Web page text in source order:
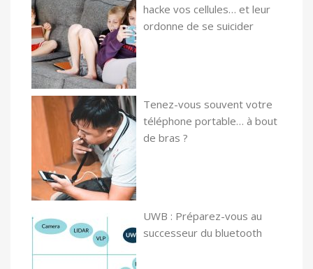
hacke vos cellules… et leur
ordonne de se suicider
Tenez-vous souvent votre
téléphone portable… à bout
de bras ?
UWB : Préparez-vous au
successeur du bluetooth